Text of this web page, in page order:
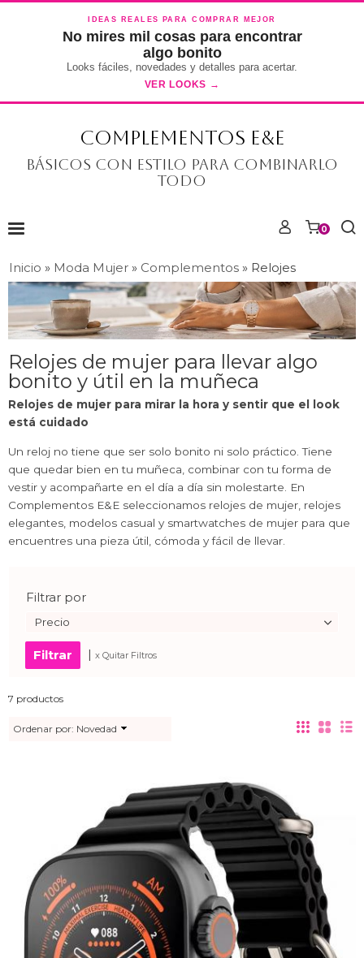
IDEAS REALES PARA COMPRAR MEJOR
No mires mil cosas para encontrar
algo bonito
Looks fáciles, novedades y detalles para acertar.
VER LOOKS →
COMPLEMENTOS E&E
Básicos con estilo para combinarlo
todo
0
Inicio » Moda Mujer » Complementos » Relojes
Relojes de mujer para llevar algo
bonito y útil en la muñeca
Relojes de mujer para mirar la hora y sentir que el look
está cuidado
Un reloj no tiene que ser solo bonito ni solo práctico. Tiene
que quedar bien en tu muñeca, combinar con tu forma de
vestir y acompañarte en el día a día sin molestarte. En
Complementos E&E seleccionamos relojes de mujer, relojes
elegantes, modelos casual y smartwatches de mujer para que
encuentres una pieza útil, cómoda y fácil de llevar.
Filtrar por
Precio
| x Quitar Filtros
7 productos
Ordenar por: Novedad